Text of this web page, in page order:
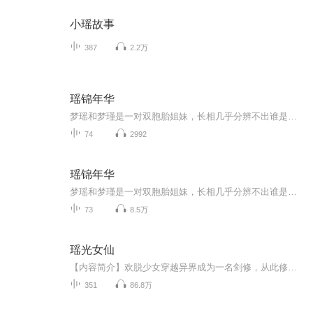
小瑶故事
387 2.2万
瑶锦年华
74 2992
瑶锦年华
73 8.5万
瑶光女仙
351 86.8万